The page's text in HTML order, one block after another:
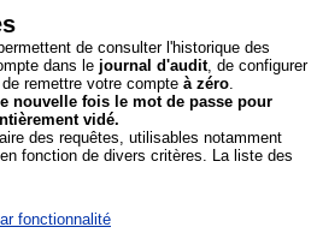
de consulter l'historique des
dans le journal d'audit, de configurer
remettre votre compte à zéro.
nouvelle fois le mot de passe pour
vidé.
des requêtes, utilisables notamment
fonction de divers critères. La liste des
fonctionnalité